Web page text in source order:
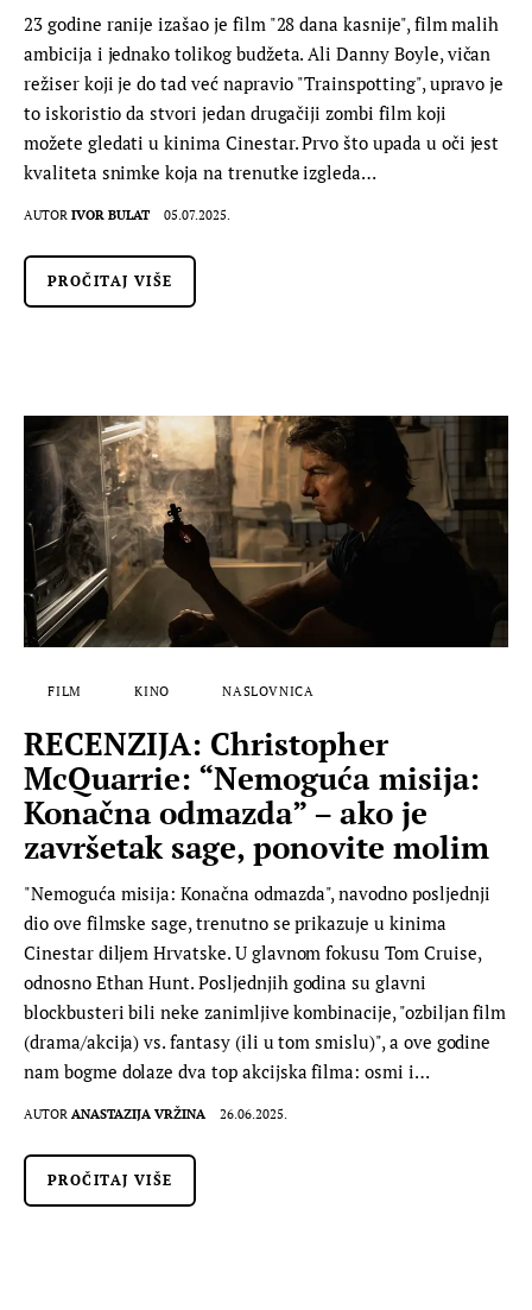
23 godine ranije izašao je film "28 dana kasnije", film malih
ambicija i jednako tolikog budžeta. Ali Danny Boyle, vičan
režiser koji je do tad već napravio "Trainspotting", upravo je
to iskoristio da stvori jedan drugačiji zombi film koji
možete gledati u kinima Cinestar. Prvo što upada u oči jest
kvaliteta snimke koja na trenutke izgleda…
AUTOR IVOR BULAT 05.07.2025.
PROČITAJ VIŠE
FILM KINO NASLOVNICA
RECENZIJA: Christopher
McQuarrie: “Nemoguća misija:
Konačna odmazda” – ako je
završetak sage, ponovite molim
"Nemoguća misija: Konačna odmazda", navodno posljednji
dio ove filmske sage, trenutno se prikazuje u kinima
Cinestar diljem Hrvatske. U glavnom fokusu Tom Cruise,
odnosno Ethan Hunt. Posljednjih godina su glavni
blockbusteri bili neke zanimljive kombinacije, "ozbiljan film
(drama/akcija) vs. fantasy (ili u tom smislu)", a ove godine
nam bogme dolaze dva top akcijska filma: osmi i…
AUTOR ANASTAZIJA VRŽINA 26.06.2025.
PROČITAJ VIŠE